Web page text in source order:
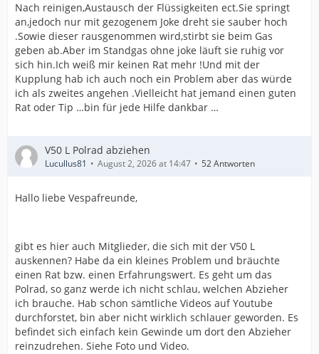
Nach reinigen,Austausch der Flüssigkeiten ect.Sie springt
an,jedoch nur mit gezogenem Joke dreht sie sauber hoch
.Sowie dieser rausgenommen wird,stirbt sie beim Gas
geben ab.Aber im Standgas ohne joke läuft sie ruhig vor
sich hin.Ich weiß mir keinen Rat mehr !Und mit der
Kupplung hab ich auch noch ein Problem aber das würde
ich als zweites angehen .Vielleicht hat jemand einen guten
Rat oder Tip …bin für jede Hilfe dankbar …
V50 L Polrad abziehen
Lucullus81 August 2, 2026 at 14:47 52 Antworten
Hallo liebe Vespafreunde,
gibt es hier auch Mitglieder, die sich mit der V50 L
auskennen? Habe da ein kleines Problem und bräuchte
einen Rat bzw. einen Erfahrungswert. Es geht um das
Polrad, so ganz werde ich nicht schlau, welchen Abzieher
ich brauche. Hab schon sämtliche Videos auf Youtube
durchforstet, bin aber nicht wirklich schlauer geworden. Es
befindet sich einfach kein Gewinde um dort den Abzieher
reinzudrehen. Siehe Foto und Video.